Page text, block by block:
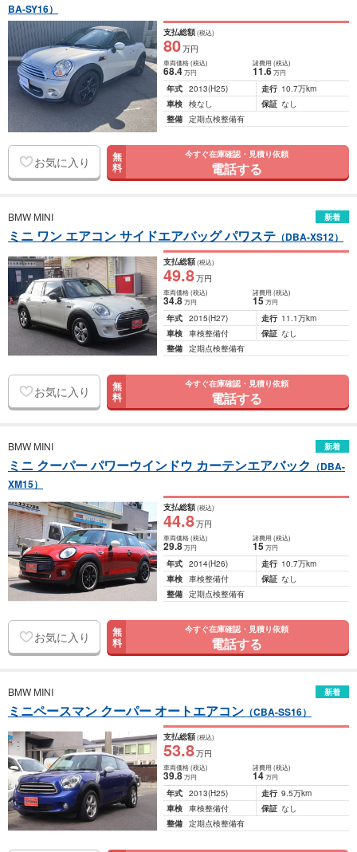
BA-SY16）
支払総額(税込)
80万円
車両価格(税込)
68.4万円
諸費用 (税込)
11.6 万円
年式 2013(H25) 走行 10.7万km
車検 検なし 保証 なし
整備 定期点検整備有
お気に入り 無
料
今すぐ在庫確認・見積り依頼
電話する
BMW MINI 新着
ミニ ワン エアコン サイドエアバッグ パワステ （DBA-XS12）
支払総額(税込)
49.8万円
車両価格(税込)
34.8万円
諸費用 (税込)
15 万円
年式 2015(H27) 走行 11.1万km
車検 車検整備付 保証 なし
整備 定期点検整備有
お気に入り 無
料
今すぐ在庫確認・見積り依頼
電話する
BMW MINI 新着
ミニ クーパー パワーウインドウ カーテンエアバック （DBA-
XM15）
支払総額(税込)
44.8万円
車両価格(税込)
29.8万円
諸費用 (税込)
15 万円
年式 2014(H26) 走行 10.7万km
車検 車検整備付 保証 なし
整備 定期点検整備有
お気に入り 無
料
今すぐ在庫確認・見積り依頼
電話する
BMW MINI 新着
ミニペースマン クーパー オートエアコン （CBA-SS16）
支払総額(税込)
53.8万円
車両価格(税込)
39.8万円
諸費用 (税込)
14 万円
年式 2013(H25) 走行 9.5万km
車検 車検整備付 保証 なし
整備 定期点検整備有